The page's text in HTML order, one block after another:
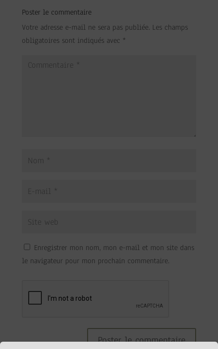
Poster le commentaire
Votre adresse e-mail ne sera pas publiée. Les champs
obligatoires sont indiqués avec *
Enregistrer mon nom, mon e-mail et mon site dans
le navigateur pour mon prochain commentaire.